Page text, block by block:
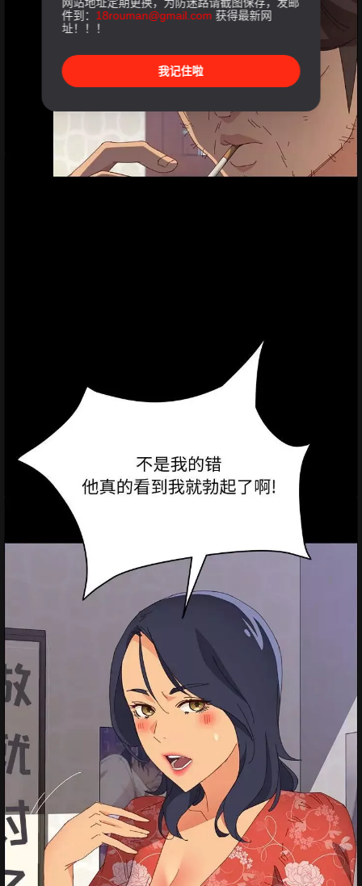
件到： 18rouman@gmail.com 获得最新网
址！！！
我记住啦